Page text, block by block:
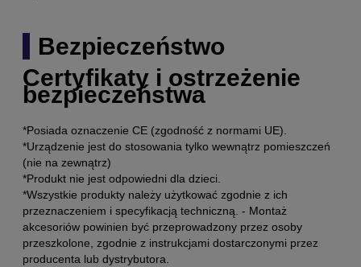
Bezpieczeństwo
Certyfikaty i ostrzeżenie
bezpieczeństwa
*Posiada oznaczenie CE (zgodność z normami UE).
*Urządzenie jest do stosowania tylko wewnątrz pomieszczeń
(nie na zewnątrz)
*Produkt nie jest odpowiedni dla dzieci.
*Wszystkie produkty należy użytkować zgodnie z ich
przeznaczeniem i specyfikacją techniczną. - Montaż
akcesoriów powinien być przeprowadzony przez osoby
przeszkolone, zgodnie z instrukcjami dostarczonymi przez
producenta lub dystrybutora.